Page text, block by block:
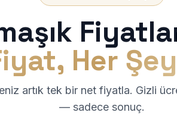
Her
artık tek bir net fiyatla. Gizli
— sadece sonuç.